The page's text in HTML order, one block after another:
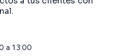
a 13:00